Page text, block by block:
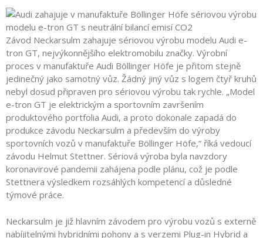
Závod Neckarsulm zahajuje sériovou výrobu modelu Audi e-
tron GT, nejvýkonnějšího elektromobilu značky. Výrobní
proces v manufaktuře Audi Böllinger Höfe je přitom stejně
jedinečný jako samotný vůz. Žádný jiný vůz s logem čtyř kruhů
nebyl dosud připraven pro sériovou výrobu tak rychle. „Model
e-tron GT je elektrickým a sportovním završením
produktového portfolia Audi, a proto dokonale zapadá do
produkce závodu Neckarsulm a především do výroby
sportovních vozů v manufaktuře Böllinger Höfe,“ říká vedoucí
závodu Helmut Stettner. Sériová výroba byla navzdory
koronavirové pandemii zahájena podle plánu, což je podle
Stettnera výsledkem rozsáhlých kompetencí a důsledné
týmové práce.
Neckarsulm je již hlavním závodem pro výrobu vozů s externě
nabíjitelnými hybridními pohony a s verzemi Plug-in Hybrid a